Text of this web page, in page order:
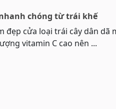
chóng từ trái khế
đẹp cửa loại trái cây dân dã
vitamin C cao nên ...